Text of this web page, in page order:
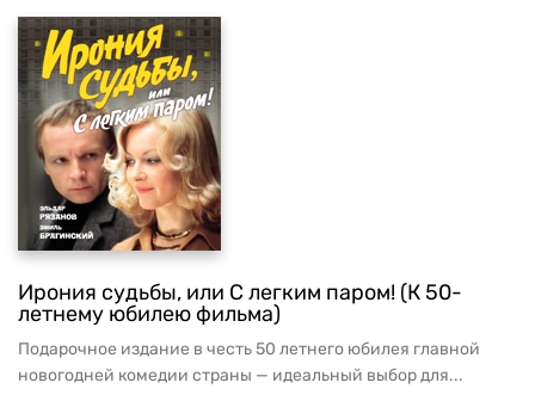
Ирония судьбы, или С легким паром! (К 50-
летнему юбилею фильма)
Подарочное издание в честь 50 летнего юбилея главной
новогодней комедии страны — идеальный выбор для...